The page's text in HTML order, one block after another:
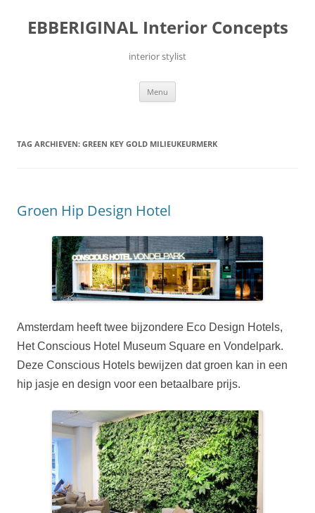
inhoud
EBBERIGINAL Interior Concepts
interior stylist
Menu
TAG ARCHIEVEN: GREEN KEY GOLD MILIEUKEURMERK
Groen Hip Design Hotel
Amsterdam heeft twee bijzondere Eco Design Hotels,
Het Conscious Hotel Museum Square en Vondelpark.
Deze Conscious Hotels bewijzen dat groen kan in een
hip jasje en design voor een betaalbare prijs.